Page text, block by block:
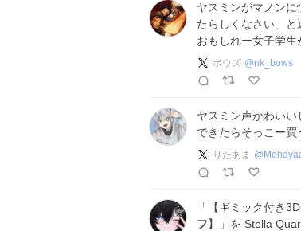
ヤスミンがマノン
たらしくなさい」
おもしれー女子学
ボウズ @nk_bows
ヤスミン声かわいい
できたらそっこー買
りたあま @
「【ギミック付き
フ】」を Stella